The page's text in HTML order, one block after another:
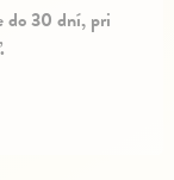
do 30 dní, pri